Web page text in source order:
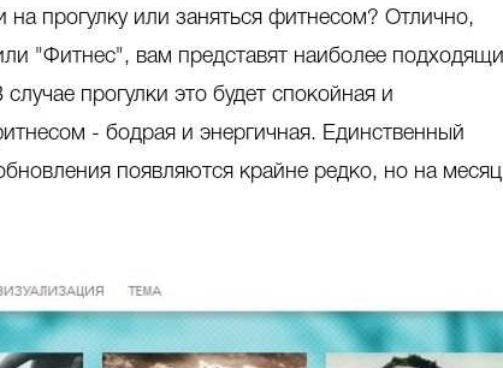
прогулку или заняться фитнесом? Отлично,
"Фитнес", вам представят наиболее
прогулки это будет спокойная и
- бодрая и энергичная. Единственный
появляются крайне редко, но на